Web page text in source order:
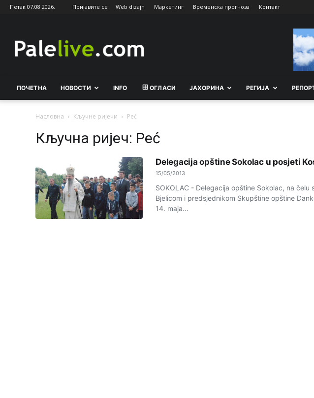
Петак 07.08.2026. Пријавите се Web dizajn Маркетинг Временска прогноза Контакт
ПОЧЕТНА НОВОСТИ INFO ОГЛАСИ ЈАХОРИНА РEГИЈА
Насловна Кључне ријечи Peć
Кључна ријеч: Peć
Delegacija opštine Sokolac u posjeti
15/05/2013
SOKOLAC - Delegacija opštine Sokolac, na čelu
Bjelicom i predsjednikom Skupštine opštine
14. maja...